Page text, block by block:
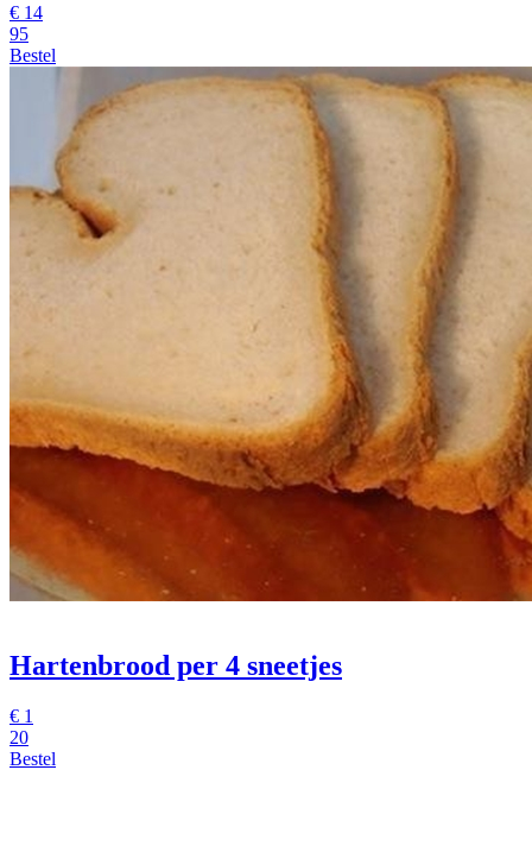
€ 14
95
Bestel
Hartenbrood per 4 sneetjes
€ 1
20
Bestel